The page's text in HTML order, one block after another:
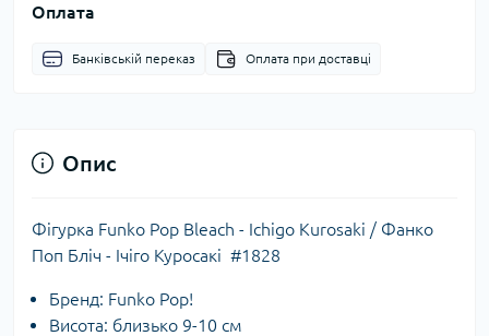
Оплата
Банківській переказ Оплата при доставці
Опис
Фігурка Funko Pop Bleach - Ichigo Kurosaki / Фанко
Поп Бліч - Ічіго Куросакі #1828
Бренд: Funko Pop!
Висота: близько 9-10 см